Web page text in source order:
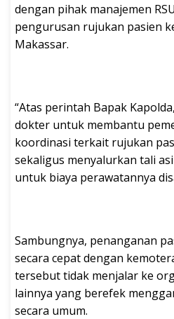
dengan pihak manajemen
pengurusan rujukan pasien
Makassar.
“Atas perintah Bapak
dokter untuk membantu
koordinasi terkait rujukan
sekaligus menyalurkan tali
untuk biaya perawatannya
Sambungnya, penanganan
secara cepat dengan
tersebut tidak menjalar ke
lainnya yang berefek
secara umum.